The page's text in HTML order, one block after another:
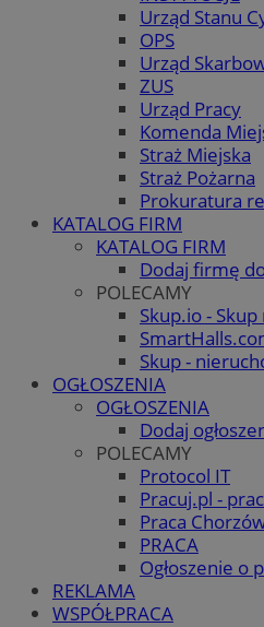
Urząd Stanu
OPS
Urząd
ZUS
Urząd Pracy
Komenda
Straż Miejska
Straż Pożarna
Prokuratura
KATALOG FIRM
KATALOG FIRM
Dodaj firmę
POLECAMY
Skup.io -
Skup -
OGŁOSZENIA
OGŁOSZENIA
Dodaj
POLECAMY
Protocol IT
Pracuj.pl -
Praca
PRACA
Ogłoszenie o
REKLAMA
WSPÓŁPRACA